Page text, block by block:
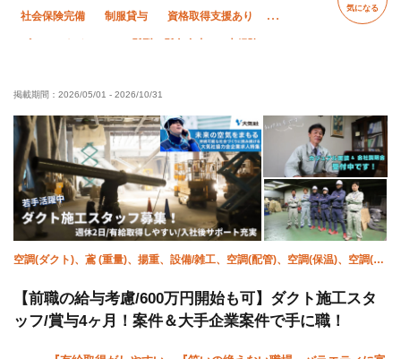
社会保険完備 制服貸与 資格取得支援あり
ピアス・ネイルOK 髪型・髪色自由 未経験OK
残業月10時間以下 夜勤あり
転勤なし
気になる
掲載期間： 2026/05/01 - 2026/10/31
空調(ダクト)、鳶 (重量)、揚重、設備/雑工、空調(配管)、空調(保温)、空調(冷
【前職の給与考慮/600万円開始も可】ダクト施工スタ
ッフ/賞与4ヶ月！案件＆大手企業案件で手に職！